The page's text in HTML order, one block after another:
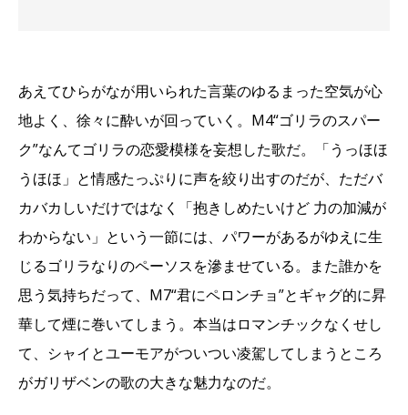
あえてひらがなが用いられた言葉のゆるまった空気が心
地よく、徐々に酔いが回っていく。M4“ゴリラのスパー
ク”なんてゴリラの恋愛模様を妄想した歌だ。「うっほほ
うほほ」と情感たっぷりに声を絞り出すのだが、ただバ
カバカしいだけではなく「抱きしめたいけど 力の加減が
わからない」という一節には、パワーがあるがゆえに生
じるゴリラなりのペーソスを滲ませている。また誰かを
思う気持ちだって、M7“君にペロンチョ”とギャグ的に昇
華して煙に巻いてしまう。本当はロマンチックなくせし
て、シャイとユーモアがついつい凌駕してしまうところ
がガリザベンの歌の大きな魅力なのだ。